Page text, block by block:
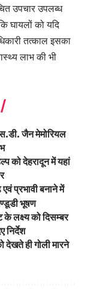
उपचार उपलब्ध
घायलों को यदि
तत्काल इसका
लाभ की भी
जैन मेमोरियल
को देहरादून में यहां
प्रभावी बनाने में
भूषण
लक्ष्य को दिसम्बर
निर्देश
देखते ही गोली मारने